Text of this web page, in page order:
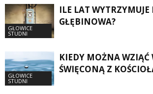
GŁOWICE
STUDNI
ILE LAT
GŁĘBINOWA?
GŁOWICE
STUDNI
KIEDY MOŻNA WZIĄĆ
ŚWIĘCONĄ Z